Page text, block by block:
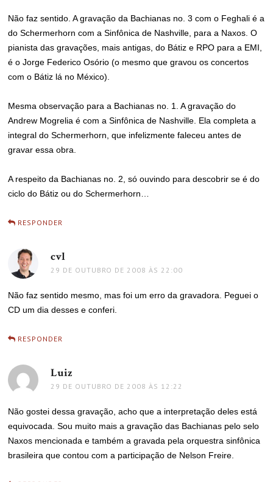
Não faz sentido. A gravação da Bachianas no. 3 com o Feghali é a
do Schermerhorn com a Sinfônica de Nashville, para a Naxos. O
pianista das gravações, mais antigas, do Bátiz e RPO para a EMI,
é o Jorge Federico Osório (o mesmo que gravou os concertos
com o Bátiz lá no México).
Mesma observação para a Bachianas no. 1. A gravação do
Andrew Mogrelia é com a Sinfônica de Nashville. Ela completa a
integral do Schermerhorn, que infelizmente faleceu antes de
gravar essa obra.
A respeito da Bachianas no. 2, só ouvindo para descobrir se é do
ciclo do Bátiz ou do Schermerhorn…
RESPONDER
cvl
29 DE OUTUBRO DE 2008 ÀS 22:00
Não faz sentido mesmo, mas foi um erro da gravadora. Peguei o
CD um dia desses e conferi.
RESPONDER
Luiz
29 DE OUTUBRO DE 2008 ÀS 12:22
Não gostei dessa gravação, acho que a interpretação deles está
equivocada. Sou muito mais a gravação das Bachianas pelo selo
Naxos mencionada e também a gravada pela orquestra sinfônica
brasileira que contou com a participação de Nelson Freire.